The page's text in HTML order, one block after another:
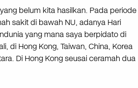
belum kita hasilkan. Pada periode
sakit di bawah NU, adanya Hari
yang mana saya berpidato di
di Hong Kong, Taiwan, China, Korea
Di Hong Kong seusai ceramah dua